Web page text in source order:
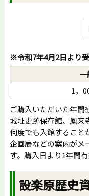
※令和7年4月2日より
一
1，
ご購入いただいた年間
城址史跡保存館、鳳来
何度でも入館すること
企画展などの案内がメ
す。購入日より1年間有
設楽原歴史